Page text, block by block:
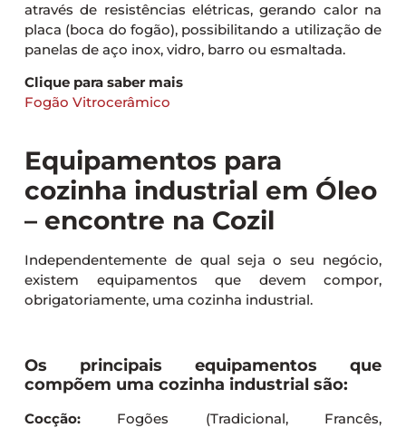
através de resistências elétricas, gerando calor na
placa (boca do fogão), possibilitando a utilização de
panelas de aço inox, vidro, barro ou esmaltada.
Clique para saber mais
Fogão Vitrocerâmico
Equipamentos para
cozinha industrial em Óleo
– encontre na Cozil
Independentemente de qual seja o seu negócio,
existem equipamentos que devem compor,
obrigatoriamente, uma cozinha industrial.
Os principais equipamentos que
compõem uma cozinha industrial são:
Cocção: Fogões (Tradicional, Francês,